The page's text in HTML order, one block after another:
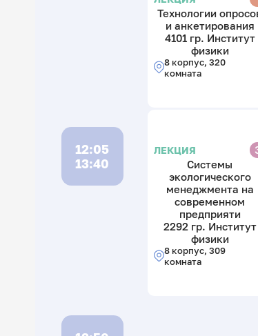
Технологии
и анкетирования
4101 гр. Институт
физики
8 корпус, 320
комната
12:05
13:40
ЛЕКЦИЯ
Системы
экологического
менеджмента на
современном
предприяти
2292 гр. Институт
физики
8 корпус, 309
комната